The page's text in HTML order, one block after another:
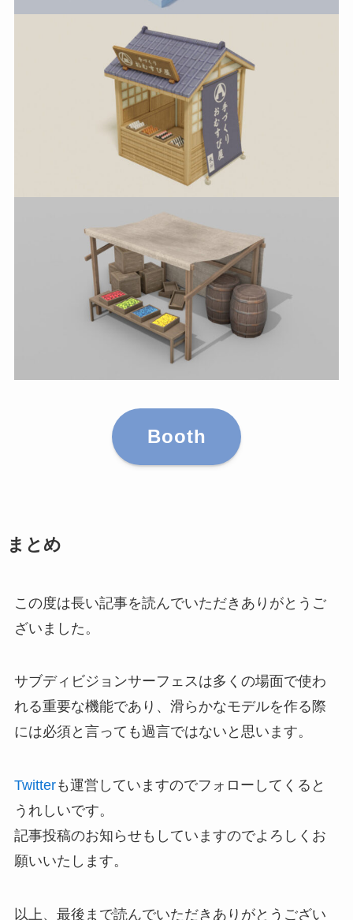
Booth
まとめ
この度は長い記事を読んでいただきありがとうご
ざいました。
サブディビジョンサーフェスは多くの場面で使わ
れる重要な機能であり、滑らかなモデルを作る際
には必須と言っても過言ではないと思います。
Twitterも運営していますのでフォローしてくると
うれしいです。
記事投稿のお知らせもしていますのでよろしくお
願いいたします。
以上、最後まで読んでいただきありがとうござい